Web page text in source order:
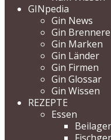
GINpedia
Gin News
Gin
Gin Marken
Gin Länder
Gin Firmen
Gin Glossar
Gin Wissen
REZEPTE
Essen